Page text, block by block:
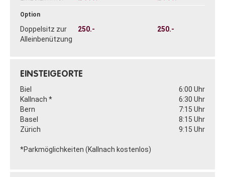
Option
Doppelsitz zur
Alleinbenützung
250.- 250.-
EINSTEIGEORTE
Biel
6:00 Uhr
Kallnach *
6:30 Uhr
Bern
7:15 Uhr
Basel
8:15 Uhr
Zürich
9:15 Uhr
*Parkmöglichkeiten (Kallnach kostenlos)